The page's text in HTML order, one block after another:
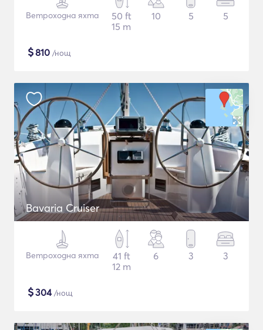
Ветроходна яхта
50 ft
15 m
10 5 5
$810 /нощ
Bavaria Cruiser
Ветроходна яхта
41 ft
12 m
6 3 3
$304/нощ